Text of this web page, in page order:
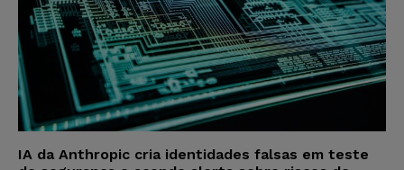
IA da Anthropic cria identidades falsas em teste